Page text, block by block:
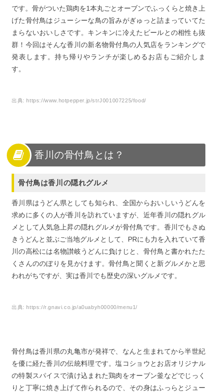
です。骨がついた鶏肉を1本丸ごとオーブンでふっくらと焼き上
げた骨付鳥はジューシーな鳥の旨みがぎゅっと詰まっていてた
まらないおいしさです。キンキンに冷えたビールとの相性も抜
群！今回はそんな香川の新名物骨付鳥の人気店をランキングで
発表します。持ち帰りやランチが楽しめるお店もご紹介しま
す。
出典:https://www.hotpepper.jp/strJ001007225/food/
香川の骨付鳥とは？
骨付鳥は香川の隠れグルメ
香川県はうどん県としても知られ、全国からおいしいうどんを
求めに多くの人が香川を訪れていますが、近年香川の隠れグル
メとして人気急上昇の隠れグルメが骨付鳥です。香川でもさぬ
きうどんと並ぶご当地グルメとして、PRにも力を入れていて香
川の高松には名物讃岐うどんに負けじと、骨付鳥と書かれたた
くさんののぼりを見かけます。骨付鳥と聞くと新グルメかと思
われがちですが、実は香川でも歴史の深いグルメです。
出典:https://r.gnavi.co.jp/a0uabyh00000/menu1/
骨付鳥は香川県の丸亀市が発祥で、なんと生まれてから半世紀
を優に経た香川の伝統料理です。塩コショウとお店オリジナル
の特製スパイスで漬け込まれた鶏肉をオーブン釜などでじっく
りと丁寧に焼き上げて作られるので、その身はふっらとジュー